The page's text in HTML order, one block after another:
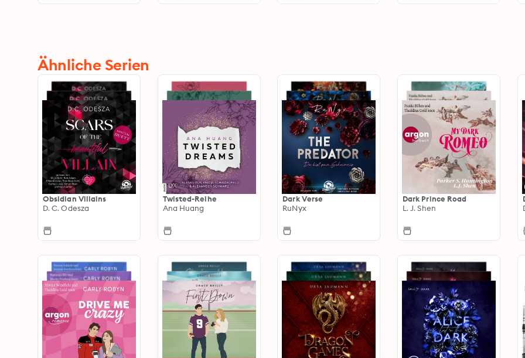
Ähnliche Serien
Obsidian Villains
D. C. Odesza
Twisted-Reihe
Ana Huang
Dark Verse
RuNyx
Dark Prince Road
L. J. Shen